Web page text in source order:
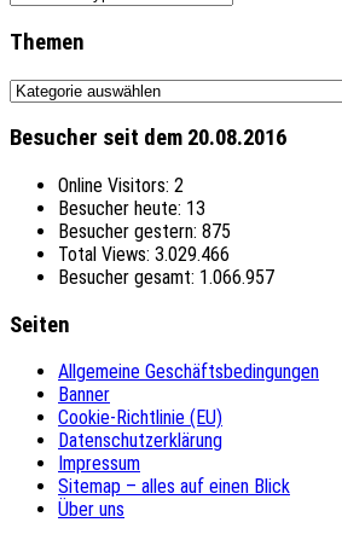
Themen
Themen
Besucher seit dem 20.08.2016
Online Visitors: 2
Besucher heute: 13
Besucher gestern: 875
Total Views: 3.029.466
Besucher gesamt: 1.066.957
Seiten
Allgemeine Geschäftsbedingungen
Banner
Cookie-Richtlinie (EU)
Datenschutzerklärung
Impressum
Sitemap – alles auf einen Blick
Über uns